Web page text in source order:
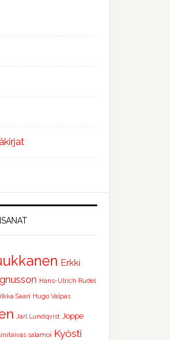
Erkki
Hans-Ulrich Rudel
Saari Hugo Valpas
Jarl Lundqvist Joppe
salamoi Kyösti